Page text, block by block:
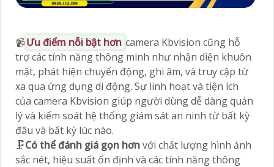
📹Ưu điểm nỗi bật hơn camera Kbvision cũng hỗ
trợ các tính năng thông minh như nhận diện khuôn
mặt, phát hiện chuyển động, ghi âm, và truy cập từ
xa qua ứng dụng di động. Sự linh hoạt và tiện ích
của camera Kbvision giúp người dùng dễ dàng quản
lý và kiểm soát hệ thống giám sát an ninh từ bất kỳ
đâu và bất kỳ lúc nào.
🗜️Có thể đánh giá gọn hơnvới chất lượng hình ảnh
sắc nét, hiệu suất ổn định và các tính năng thông